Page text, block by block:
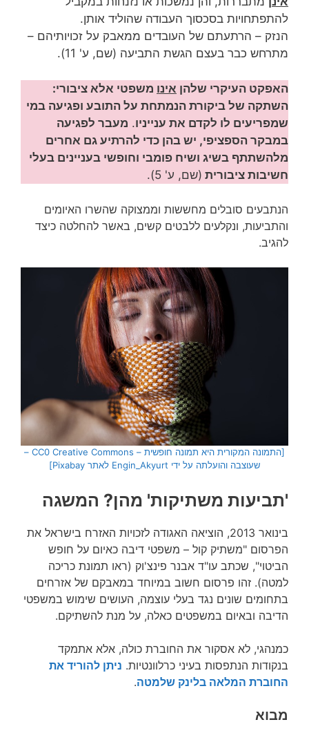
להתפתחויות בסכסוך העבודה שהוליד אותן.
הנזק – הרתעתם של העובדים ממאבק על זכויותיהם –
מתרחש כבר בעצם הגשת התביעה (שם, ע' 11).
האפקט העיקרי שלהן אינו משפטי אלא ציבורי:
השתקה של ביקורת הנמתחת על התובע ופגיעה במי
שמפריעים לו לקדם את ענייניו. מעבר לפגיעה
במבקר הספציפי, יש בהן כדי להרתיע גם אחרים
מלהשתתף בשיג ושיח פומבי וחופשי בעניינים בעלי
חשיבות ציבורית (שם, ע' 5).
הנתבעים סובלים מחששות וממצוקה שהשרו האיומים
והתביעות, ונקלעים ללבטים קשים, באשר להחלטה כיצד
להגיב.
[התמונה המקורית היא תמונה חופשית – CC0 Creative Commons –
שעוצבה והועלתה על ידי Engin_Akyurt לאתר Pixabay]
'תביעות משתיקות' מהן? המשגה
בינואר 2013, הוציאה האגודה לזכויות האזרח בישראל את
הפרסום "משתיק קול – משפטי דיבה כאיום על חופש
הביטוי", שכתב עו"ד אבנר פינצ'וק (ראו תמונת כריכה
למטה). זהו פרסום חשוב במיוחד במאבקם של אזרחים
בתחומים שונים נגד בעלי עוצמה, העושים שימוש במשפטי
הדיבה ובאיום במשפטים כאלה, על מנת להשתיקם.
כמנהגי, לא אסקור את החוברת כולה, אלא אתמקד
בנקודות הנתפסות בעיני כרלוונטיות. ניתן להוריד את
החוברת המלאה בלינק שלמטה.
מבוא